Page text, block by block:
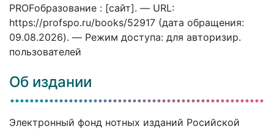
PROFобразование : [сайт]. — URL:
https://profspo.ru/books/52917 (дата обращения:
09.08.2026). — Режим доступа: для авторизир.
пользователей
Об издании
Электронный фонд нотных изданий Росийской